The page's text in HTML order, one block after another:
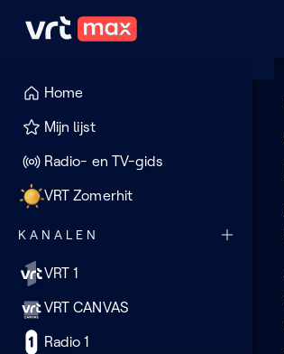
Naar hoofdinhoud
Home
Mijn lijst
Radio- en TV-gids
VRT Zomerhit
KANALEN
VRT 1
VRT CANVAS
Radio 1